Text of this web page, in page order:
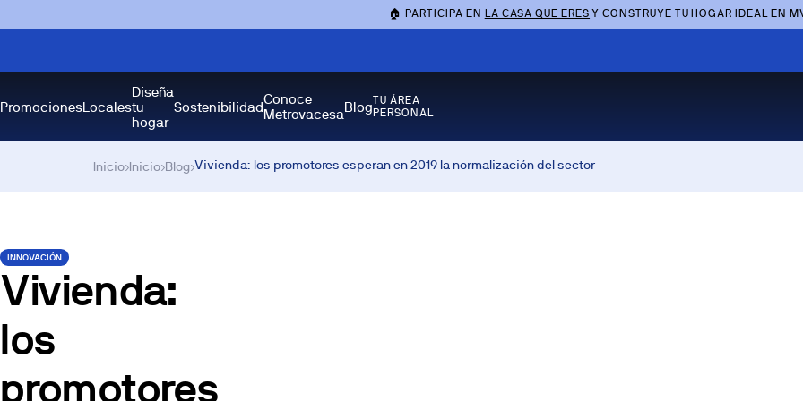
🏠 PARTICIPA EN LA CASA QUE ERES Y CONSTRUYE TU HOGAR IDEAL EN
PromocionesLocales
Diseña
tu
hogar
SostenibilidadConoce
MetrovacesaBlogTU ÁREA
PERSONAL
Inicio›Inicio›Blog›Vivienda: los promotores esperan en 2019 la normalización del sector
INNOVACIÓN
Vivienda:
los
promotores